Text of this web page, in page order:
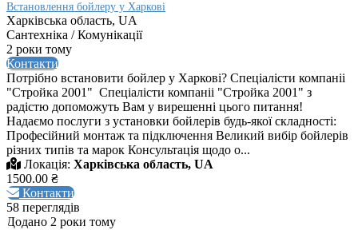
Встановлення бойлеру у Харкові
Харківська область, UA
Сантехніка / Комунікації
2 роки тому
Контакти
Потрібно встановити бойлер у Харкові? Спеціалісти компаніі
"Стройка 2001" Спеціалісти компаніі "Стройка 2001" з
радістю допоможуть Вам у вирешенні цього питання!
Надаємо послуги з установки бойлерів будь-якої складності:
Професійний монтаж та підключення Великий вибір бойлерів
різних типів та марок Консультація щодо о...
Локація: Харківська область, UA
1500.00 ₴
Контакти
58 переглядів
Додано 2 роки тому